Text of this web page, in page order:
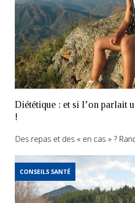
Diététique : et si l’on parlait
!
Des repas et des « en cas » ?
CONSEILS SANTÉ